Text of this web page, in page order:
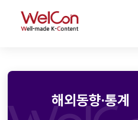
WelCon
해외동향·통계